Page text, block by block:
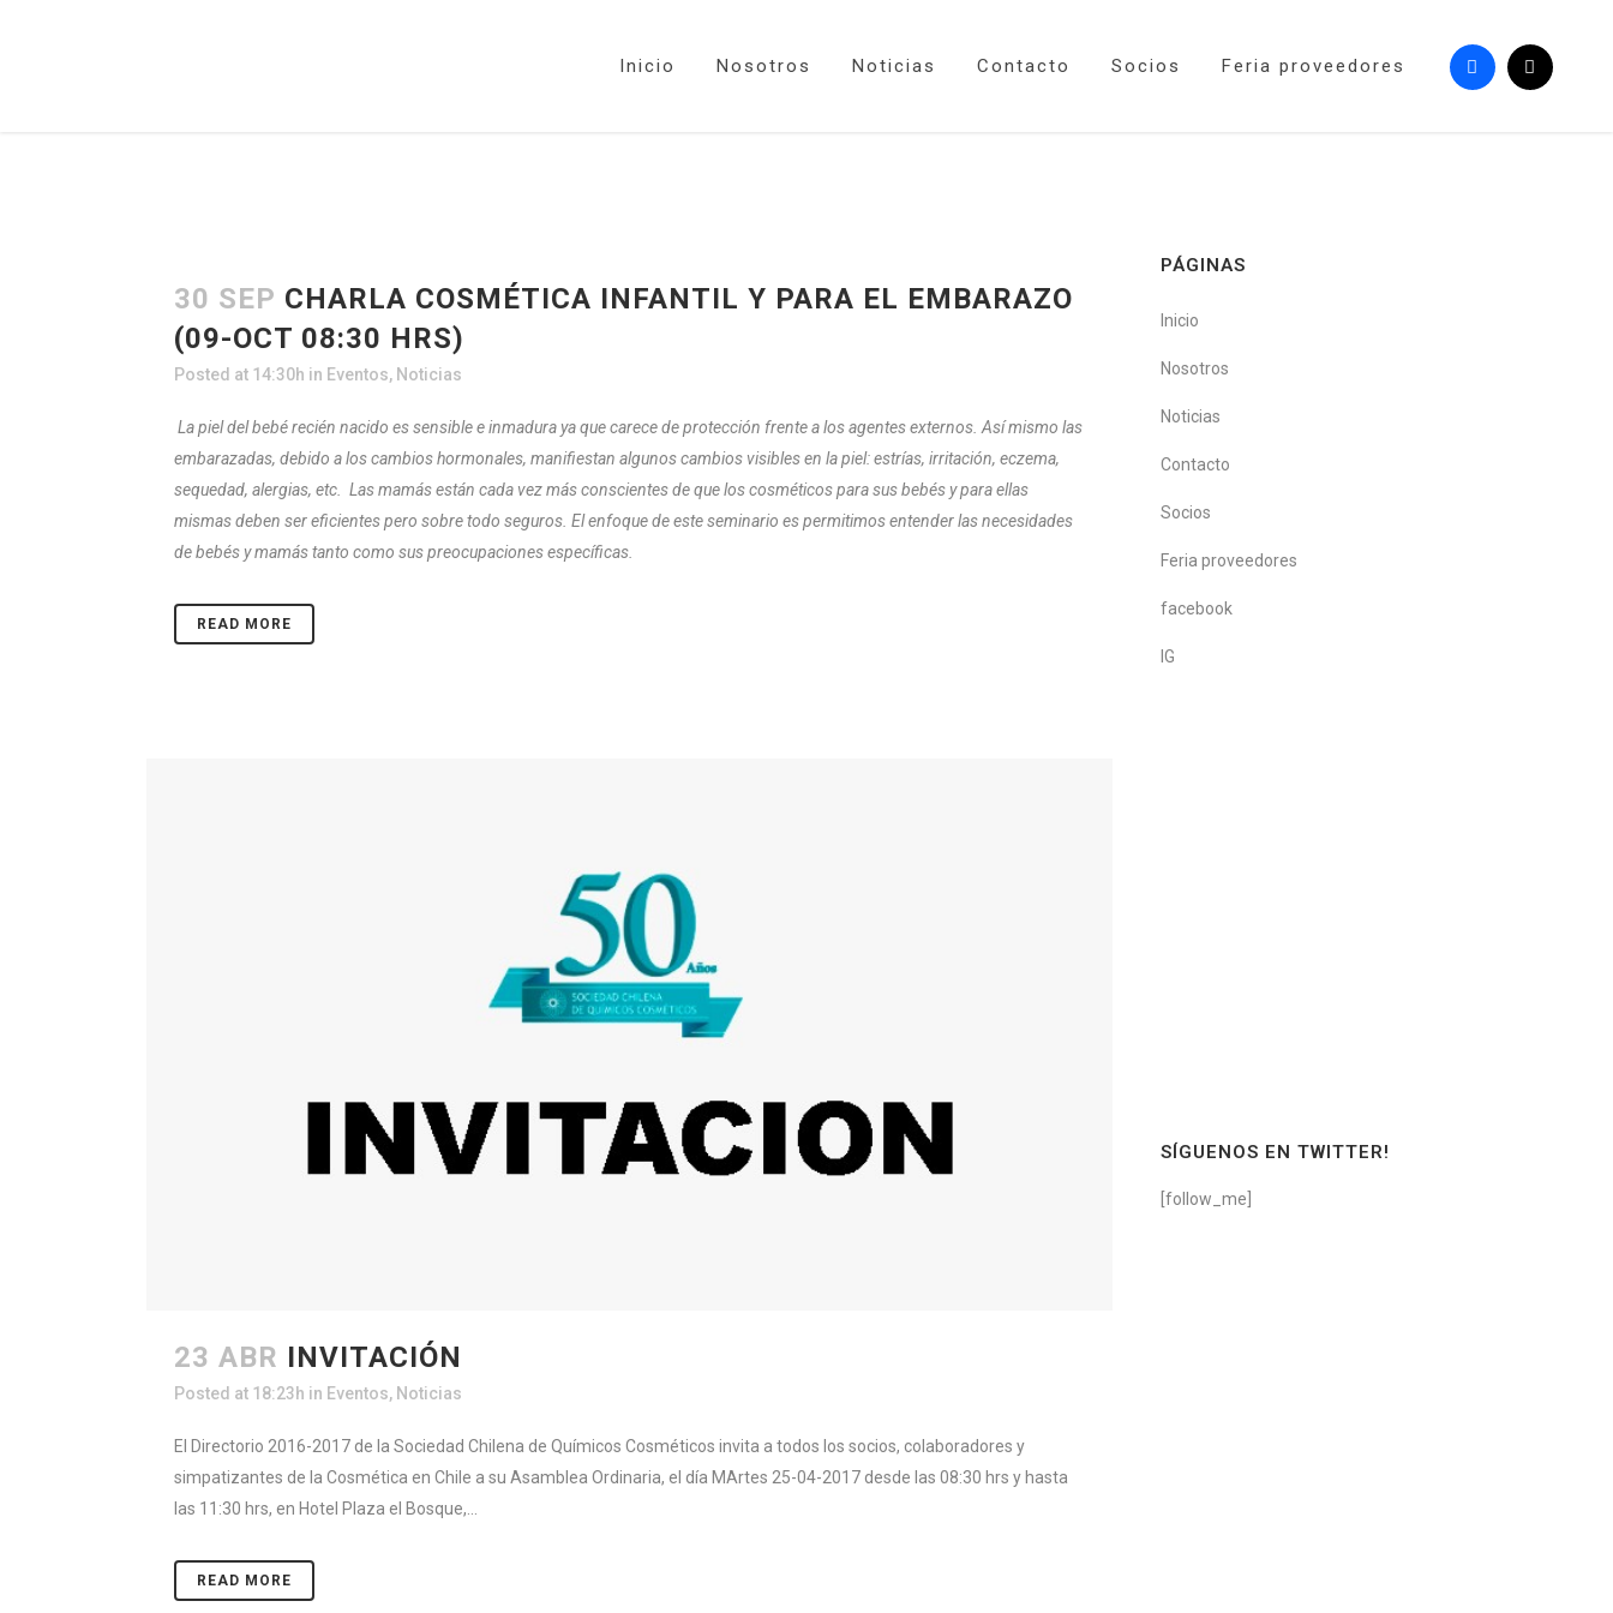
Inicio Nosotros Noticias Contacto Socios Feria proveedores
30 SEP CHARLA COSMÉTICA INFANTIL Y PARA EL EMBARAZO
(09-OCT 08:30 HRS)
Posted at 14:30h in Eventos, Noticias
La piel del bebé recién nacido es sensible e inmadura ya que carece de protección frente a los agentes externos. Así mismo las
embarazadas, debido a los cambios hormonales, manifiestan algunos cambios visibles en la piel: estrías, irritación, eczema,
sequedad, alergias, etc.
Las mamás están cada vez más conscientes de que los cosméticos para sus bebés y para ellas
mismas deben ser eficientes pero sobre todo seguros. El enfoque de este seminario es permitimos entender las necesidades
de bebés y mamás tanto como sus preocupaciones específicas.
READ MORE
23 ABR INVITACIÓN
Posted at 18:23h in Eventos, Noticias
El Directorio 2016-2017 de la Sociedad Chilena de Químicos Cosméticos invita a todos los socios, colaboradores y
simpatizantes de la Cosmética en Chile a su Asamblea Ordinaria, el día MArtes 25-04-2017 desde las 08:30 hrs y hasta
las 11:30 hrs, en Hotel Plaza el Bosque,...
READ MORE
PÁGINAS
Inicio
Nosotros
Noticias
Contacto
Socios
Feria proveedores
facebook
IG
SÍGUENOS EN TWITTER!
[follow_me]